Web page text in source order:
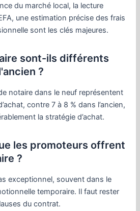
du marché local, la lecture
une estimation précise des frais
sont les clés majeures.
sont-ils différents
?
notaire dans le neuf représentent
contre 7 à 8 % dans l’ancien,
la stratégie d’achat.
les promoteurs offrent
?
exceptionnel, souvent dans le
temporaire. Il faut rester
du contrat.